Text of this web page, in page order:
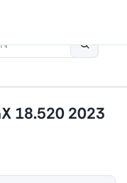
18.520 2023